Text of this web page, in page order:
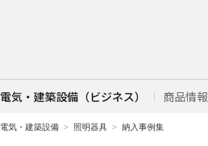
電気・建築設備（ビジネス） 商品情報
電気・建築設備 照明器具 納入事例集